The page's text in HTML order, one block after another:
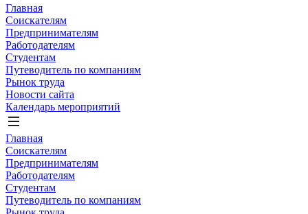
Главная
Соискателям
Предпринимателям
Работодателям
Студентам
Путеводитель по компаниям
Рынок труда
Новости сайта
Календарь мероприятий
Главная
Соискателям
Предпринимателям
Работодателям
Студентам
Путеводитель по компаниям